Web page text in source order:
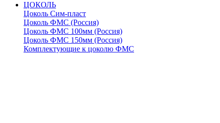
ЦОКОЛЬ
Цоколь Сим-пласт
Цоколь ФМС (Россия)
Цоколь ФМС 100мм (Россия)
Цоколь ФМС 150мм (Россия)
Комплектующие к цоколю ФМС